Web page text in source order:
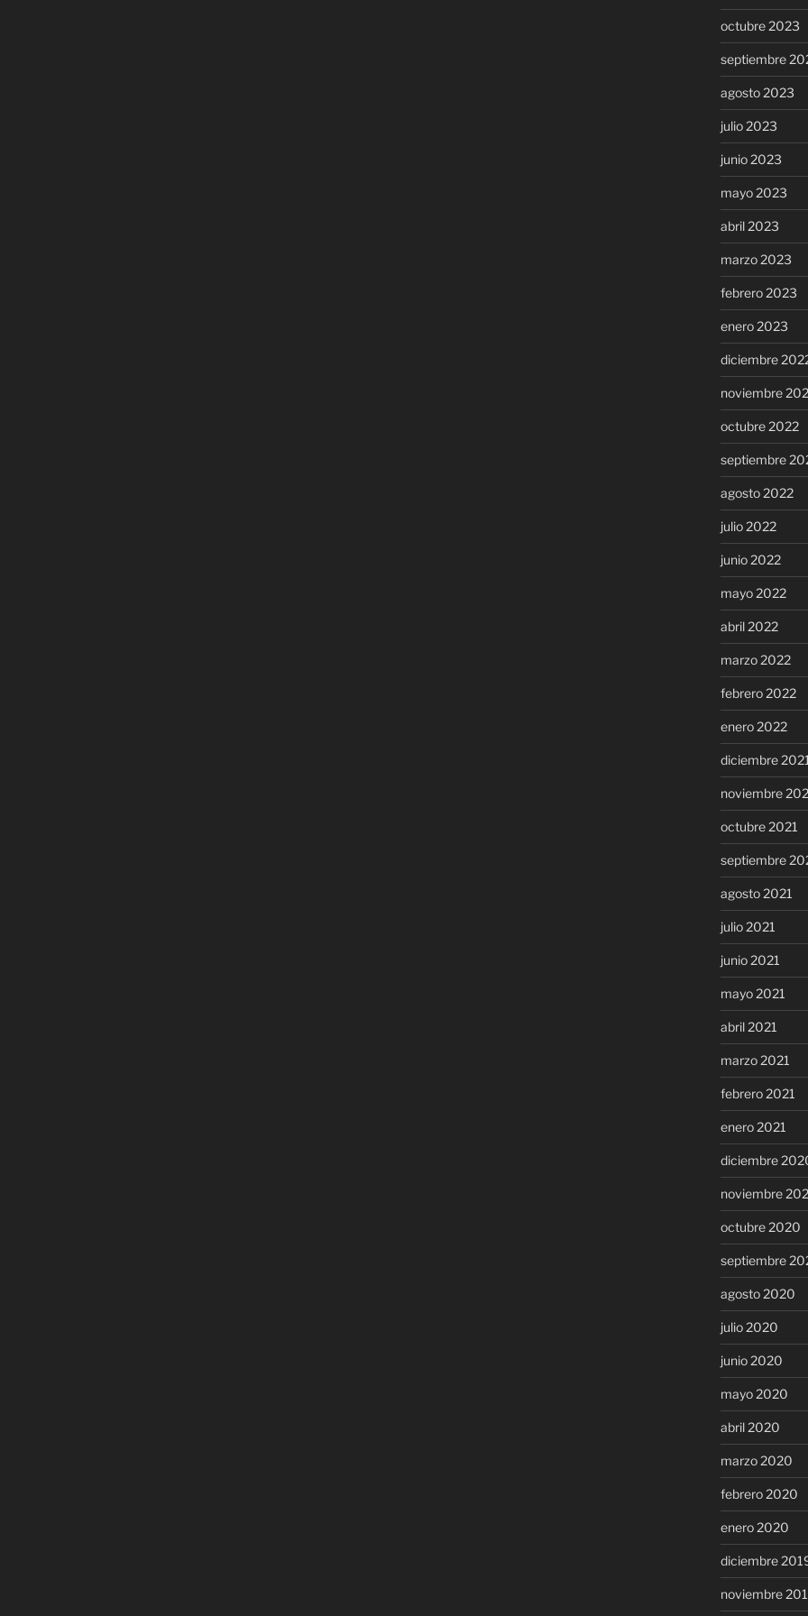
octubre 2023
septiembre
agosto 2023
julio 2023
junio 2023
mayo 2023
abril 2023
marzo 2023
febrero 2023
enero 2023
diciembre
noviembre
octubre 2022
septiembre
agosto 2022
julio 2022
junio 2022
mayo 2022
abril 2022
marzo 2022
febrero 2022
enero 2022
diciembre 2021
noviembre
octubre 2021
septiembre
agosto 2021
julio 2021
junio 2021
mayo 2021
abril 2021
marzo 2021
febrero 2021
enero 2021
diciembre
noviembre
octubre 2020
septiembre
agosto 2020
julio 2020
junio 2020
mayo 2020
abril 2020
marzo 2020
febrero 2020
enero 2020
diciembre
noviembre